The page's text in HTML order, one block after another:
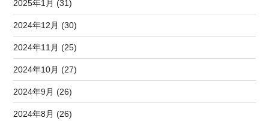
2025年1月 (31)
2024年12月 (30)
2024年11月 (25)
2024年10月 (27)
2024年9月 (26)
2024年8月 (26)